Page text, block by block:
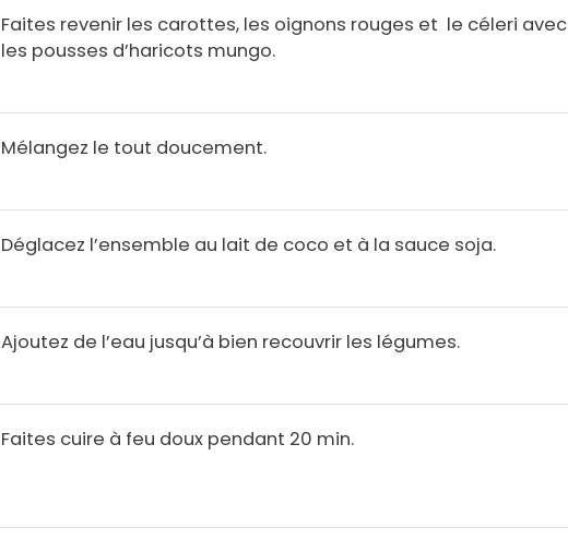
Faites revenir les carottes, les oignons rouges et le céleri avec
les pousses d’haricots mungo.
Mélangez le tout doucement.
Déglacez l’ensemble au lait de coco et à la sauce soja.
Ajoutez de l’eau jusqu’à bien recouvrir les légumes.
Faites cuire à feu doux pendant 20 min.